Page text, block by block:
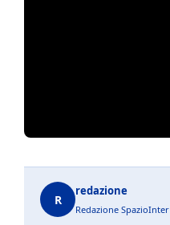
R
redazione
Redazione SpazioInter